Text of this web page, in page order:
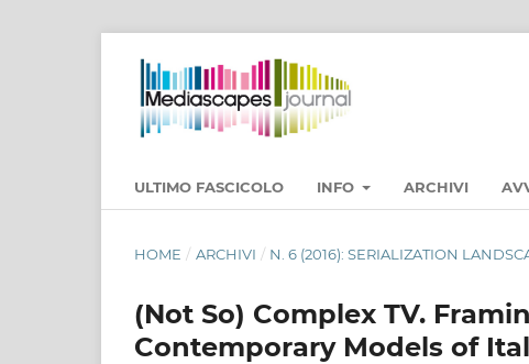
ULTIMO FASCICOLO INFO ARCHIVI
HOME / ARCHIVI / N. 6 (2016): SERIALIZATION
(Not So) Complex TV.
Contemporary Models of